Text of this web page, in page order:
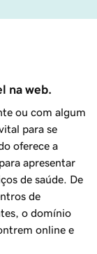
na web.
ou com algum
para se
oferece a
apresentar
de saúde. De
de
o domínio
online e